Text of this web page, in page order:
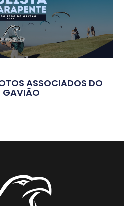
ASSOCIADOS DO
GAVIÃO